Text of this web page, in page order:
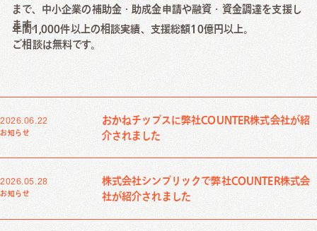
Local Media
Download
Contact Us
まで、中小企業の補助金・助成金申請や融資・資金調達を支援し
ます。
年間1,000件以上の相談実績、支援総額10億円以上。
ご相談は無料です。
2026.06.22
お知らせ
おかねチップスに弊社COUNTER株式会社が紹
介されました
2026.05.28
お知らせ
株式会社シンプリックで弊社COUNTER株式会
社が紹介されました